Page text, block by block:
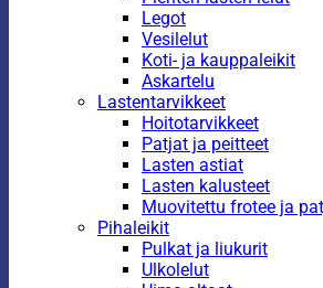
Legot
Vesilelut
Koti- ja kauppaleikit
Askartelu
Lastentarvikkeet
Hoitotarvikkeet
Patjat ja peitteet
Lasten astiat
Lasten kalusteet
Muovitettu frotee ja
Pihaleikit
Pulkat ja liukurit
Ulkolelut